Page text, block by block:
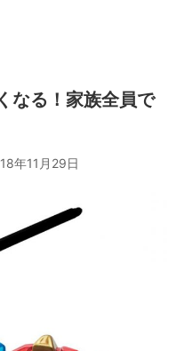
なる！家族全員で
年11月29日